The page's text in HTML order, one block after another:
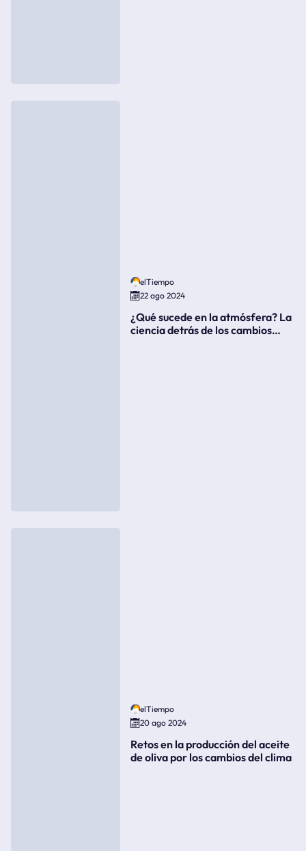
elTiempo
22 ago 2024
¿Qué sucede en la atmósfera? La
ciencia detrás de los cambios
elTiempo
20 ago 2024
Retos en la producción del aceite
de oliva por los cambios del clima